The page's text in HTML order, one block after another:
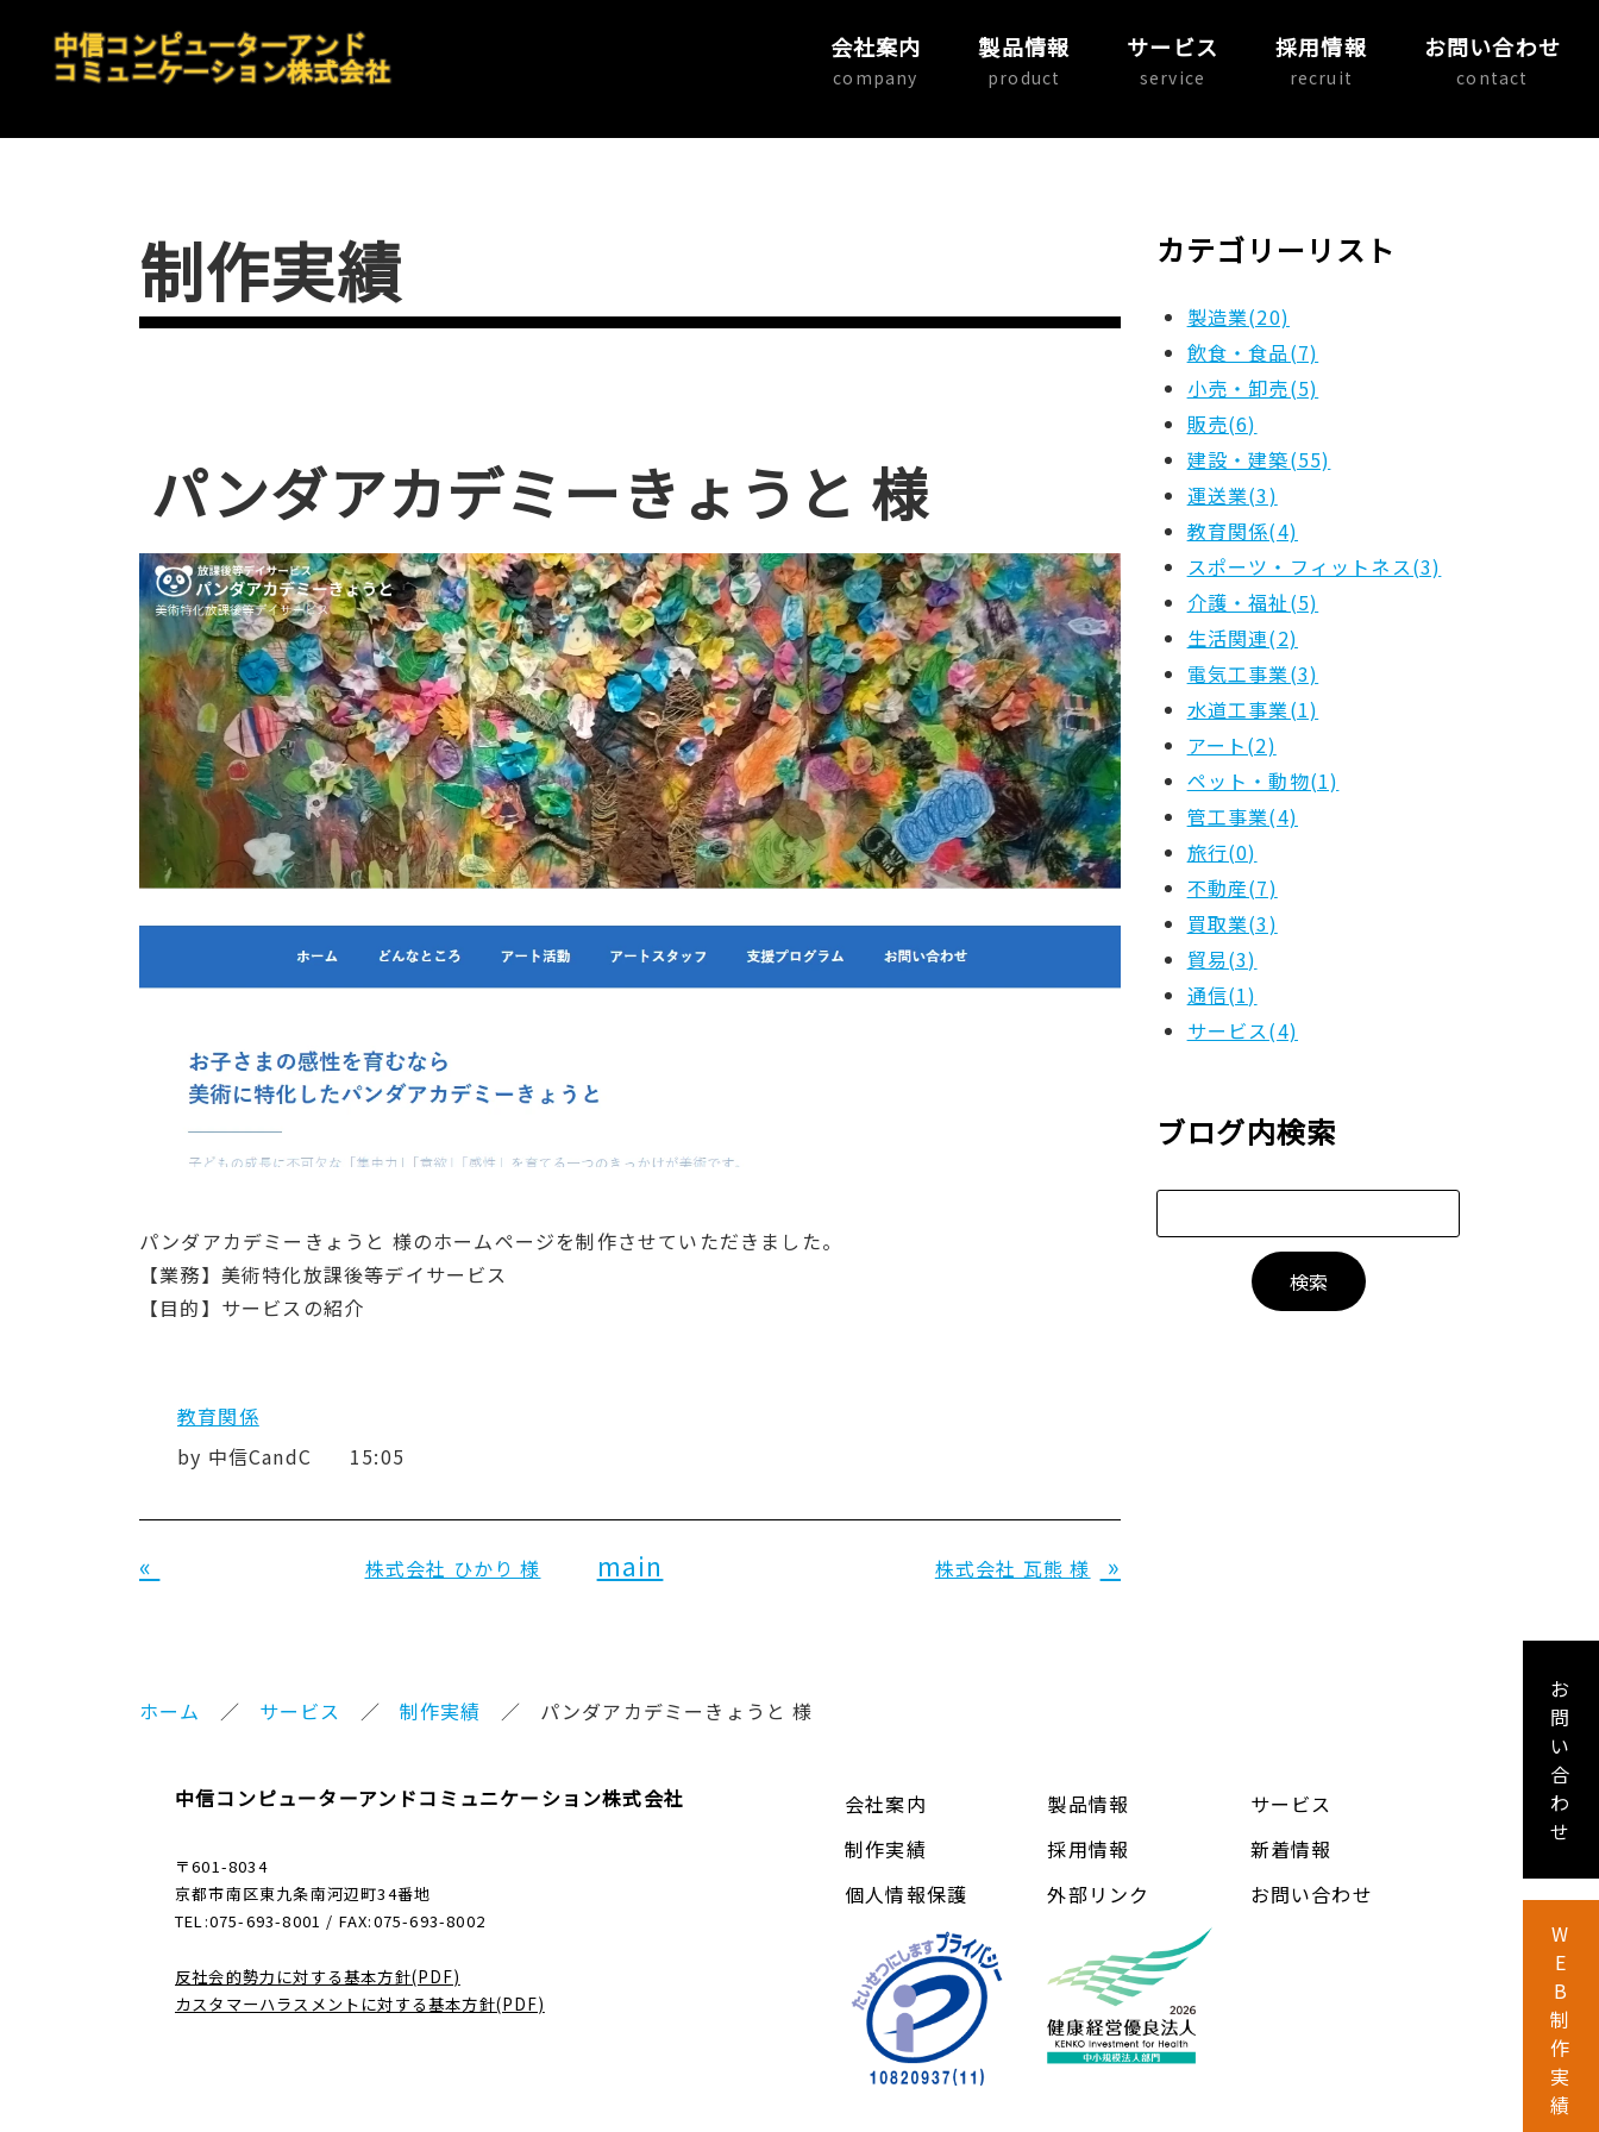
会社案内
company
製品情報
product
サービス
service
採用情報
recruit
お問い合わせ
contact
制作実績
パンダアカデミーきょうと 様
パンダアカデミーきょうと 様のホームページを制作させていただきました。
【業務】美術特化放課後等デイサービス
【目的】サービスの紹介
教育関係
by 中信CandC 15:05
« 株式会社 ひかり 様 main 株式会社 瓦熊 様 »
カテゴリーリスト
製造業(20)
飲食・食品(7)
小売・卸売(5)
販売(6)
建設・建築(55)
運送業(3)
教育関係(4)
スポーツ・フィットネス(3)
介護・福祉(5)
生活関連(2)
電気工事業(3)
水道工事業(1)
アート(2)
ペット・動物(1)
管工事業(4)
旅行(0)
不動産(7)
買取業(3)
貿易(3)
通信(1)
サービス(4)
ブログ内検索
ホーム サービス 制作実績 パンダアカデミーきょうと 様
中信コンピューターアンドコミュニケーション株式会社
〒601-8034
京都市南区東九条南河辺町34番地
TEL:075-693-8001 / FAX:075-693-8002
反社会的勢力に対する基本方針(PDF)
カスタマーハラスメントに対する基本方針(PDF)
会社案内 製品情報
サービス
制作実績
採用情報
新着情報
個人情報保護
外部リンク お問い合わせ
お
問
い
合
わ
せ
W
E
B
制
作
実
績